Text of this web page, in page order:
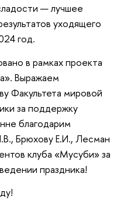
— лучшее
уходящего
год.
в рамках проекта
Выражаем
Факультета мировой
за поддержку
благодарим
Брюхову Е.И., Лесман
клуба «Мусуби» за
праздника!